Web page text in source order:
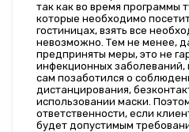
так как во время программы
которые необходимо
гостиницах, взять все
невозможно. Тем не менее,
предприняты меры, это не
инфекционных заболеваний,
сам позаботился о
дистанцирования,
использовании маски.
ответственности, если
будет допустимым